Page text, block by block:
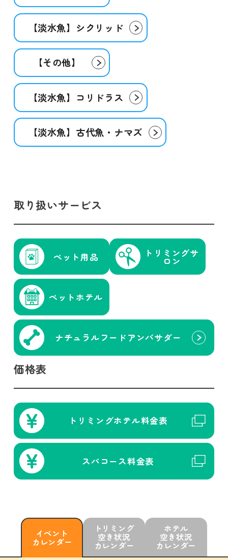
【淡水魚】シクリッド
【その他】
【淡水魚】コリドラス
【淡水魚】古代魚・ナマズ
取り扱いサービス
ペット用品 トリミングサ
ロン
ペットホテル
ナチュラル フード アンバサダー
価格表
トリミングホテル料金表
スパコース料金表
イベント
カレンダー
トリミング
空き状況
カレンダー
ホテル
空き状況
カレンダー